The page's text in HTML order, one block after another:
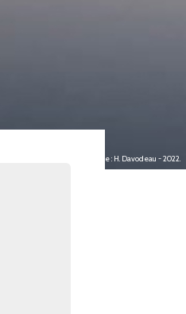
Image : H. Davodeau - 2022.